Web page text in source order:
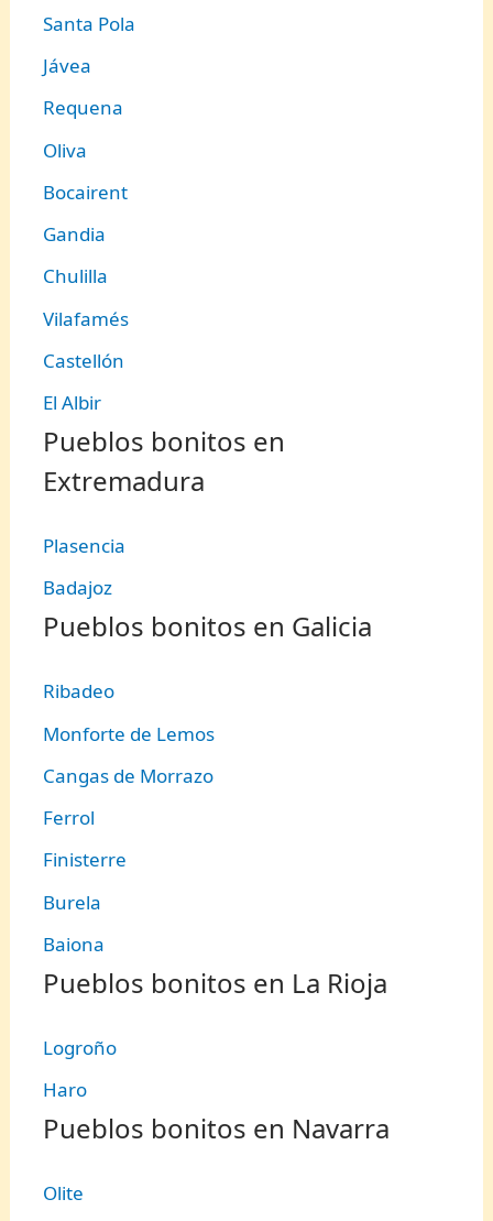
Santa Pola
Jávea
Requena
Oliva
Bocairent
Gandia
Chulilla
Vilafamés
Castellón
El Albir
Pueblos bonitos en
Extremadura
Plasencia
Badajoz
Pueblos bonitos en Galicia
Ribadeo
Monforte de Lemos
Cangas de Morrazo
Ferrol
Finisterre
Burela
Baiona
Pueblos bonitos en La Rioja
Logroño
Haro
Pueblos bonitos en Navarra
Olite